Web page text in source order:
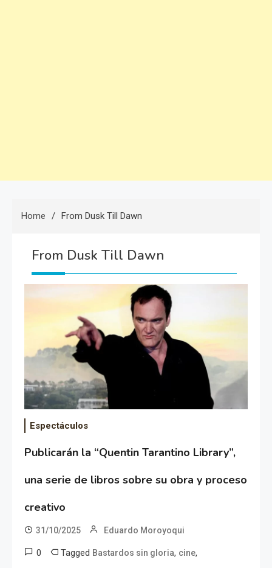
Home From Dusk Till Dawn
From Dusk Till Dawn
Espectáculos
Publicarán la “Quentin Tarantino Library”,
una serie de libros sobre su obra y proceso
creativo
31/10/2025 Eduardo Moroyoqui
0 Tagged Bastardos sin gloria, cine,